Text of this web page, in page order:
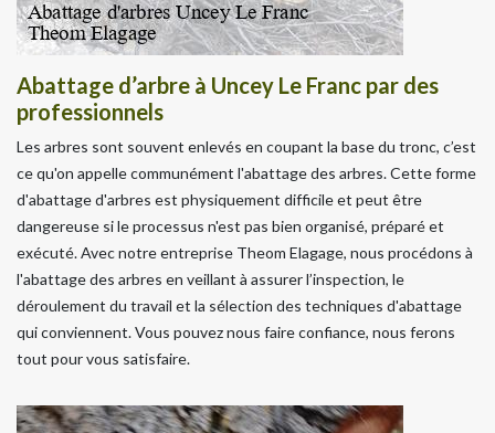
Abattage d’arbre à Uncey Le Franc par des
professionnels
Les arbres sont souvent enlevés en coupant la base du tronc, c’est
ce qu'on appelle communément l'abattage des arbres. Cette forme
d'abattage d'arbres est physiquement difficile et peut être
dangereuse si le processus n'est pas bien organisé, préparé et
exécuté. Avec notre entreprise Theom Elagage, nous procédons à
l'abattage des arbres en veillant à assurer l’inspection, le
déroulement du travail et la sélection des techniques d'abattage
qui conviennent. Vous pouvez nous faire confiance, nous ferons
tout pour vous satisfaire.